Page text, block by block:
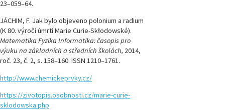
23–059–64.
JÁCHIM, F. Jak bylo objeveno polonium a radium
(K 80. výročí úmrtí Marie Curie-Skłodowské).
Matematika Fyzika Informatika: časopis pro
výuku na základních a středních školách, 2014,
roč. 23, č. 2, s. 158–160. ISSN 1210–1761.
http://www.chemickeprvky.cz/
https://zivotopis.osobnosti.cz/marie-curie-
sklodowska.php